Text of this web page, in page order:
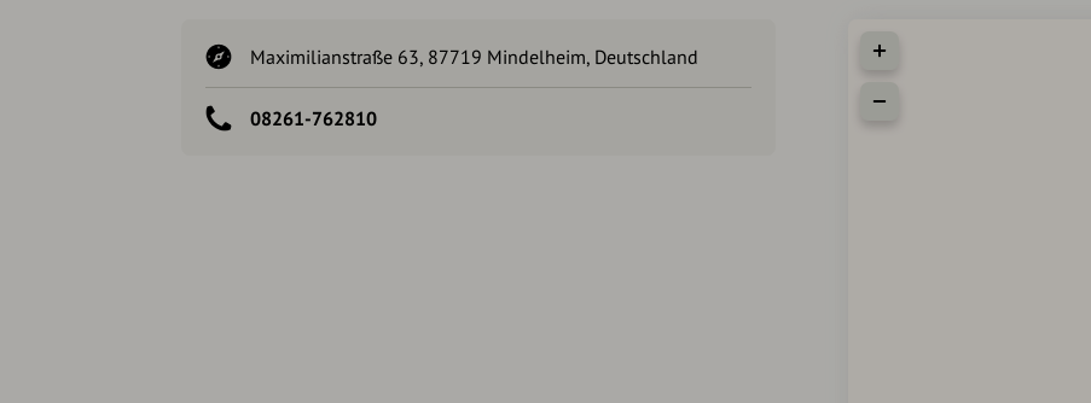
Maximilianstraße 63, 87719 Mindelheim, Deutschland
08261-762810